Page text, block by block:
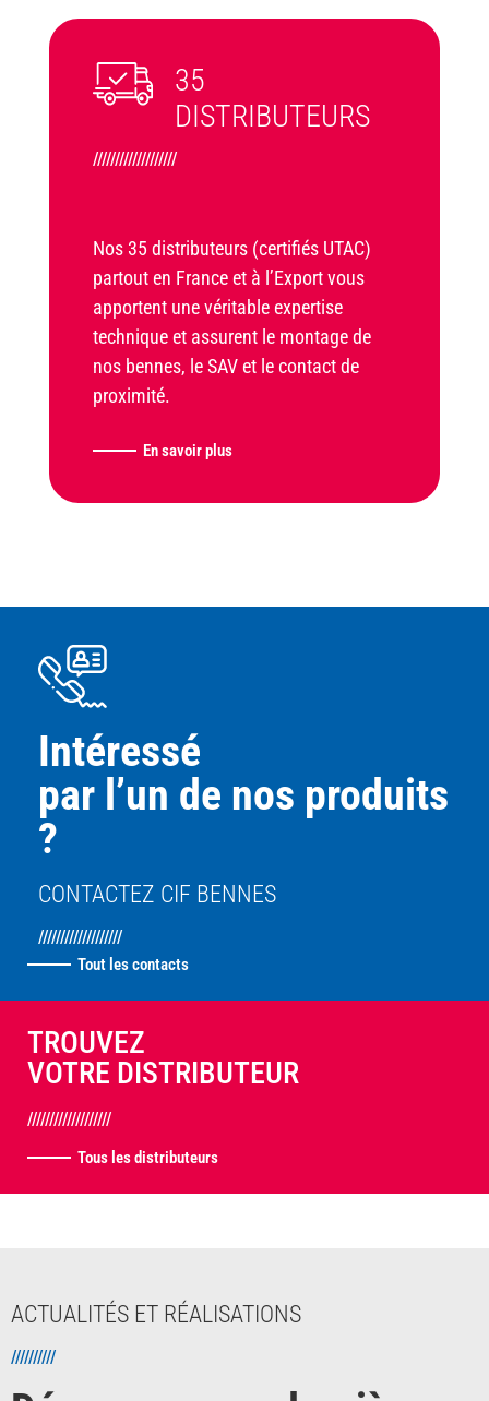
35
DISTRIBUTEURS
///////////////////
Nos 35 distributeurs (certifiés UTAC)
partout en France et à l’Export vous
apportent une véritable expertise
technique et assurent le montage de
nos bennes, le SAV et le contact de
proximité.
En savoir plus
Intéressé
par l’un de nos produits
?
CONTACTEZ CIF BENNES
///////////////////
Tout les contacts
TROUVEZ
VOTRE DISTRIBUTEUR
///////////////////
Tous les distributeurs
ACTUALITÉS ET RÉALISATIONS
//////////